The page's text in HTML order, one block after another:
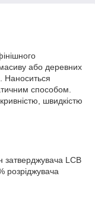
або деревних
способом.
швидкістю
затверджувача LCB
розріджувача